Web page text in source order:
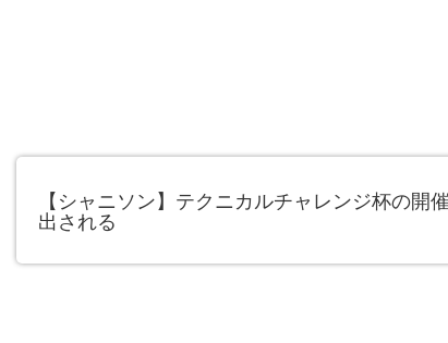
【シャニソン】テクニカルチャレンジ杯の
出される